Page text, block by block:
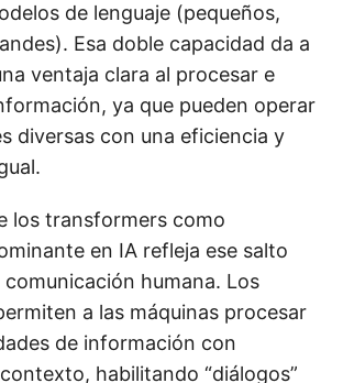
de lenguaje (pequeños,
Esa doble capacidad da a
ventaja clara al procesar e
ya que pueden operar
diversas con una eficiencia y
los transformers como
en IA refleja ese salto
humana. Los
a las máquinas procesar
de información con
habilitando “diálogos”